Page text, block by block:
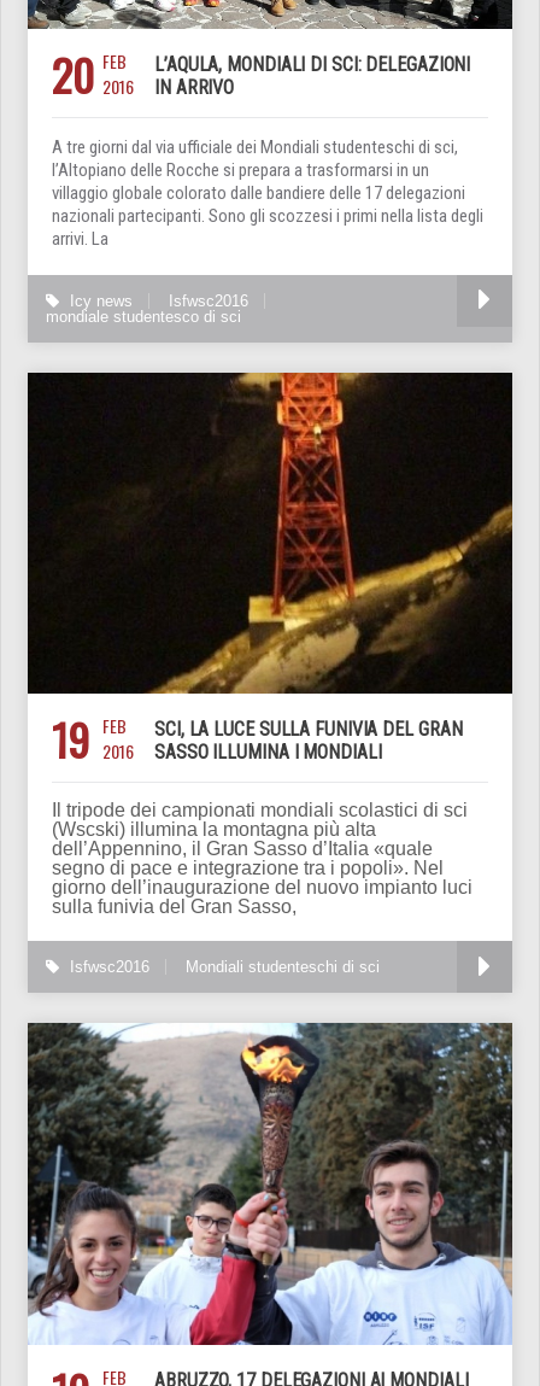
20 FEB
2016
L’AQULA, MONDIALI DI SCI: DELEGAZIONI
IN ARRIVO
A tre giorni dal via ufficiale dei Mondiali studenteschi di sci,
l’Altopiano delle Rocche si prepara a trasformarsi in un
villaggio globale colorato dalle bandiere delle 17 delegazioni
nazionali partecipanti. Sono gli scozzesi i primi nella lista degli
arrivi. La
Icy news
Isfwsc2016
mondiale studentesco di sci
19 FEB
2016
SCI, LA LUCE SULLA FUNIVIA DEL GRAN
SASSO ILLUMINA I MONDIALI
Il tripode dei campionati mondiali scolastici di sci
(Wscski) illumina la montagna più alta
dell’Appennino, il Gran Sasso d’Italia «quale
segno di pace e integrazione tra i popoli». Nel
giorno dell’inaugurazione del nuovo impianto luci
sulla funivia del Gran Sasso,
Isfwsc2016 Mondiali studenteschi di sci
FEB ABRUZZO, 17 DELEGAZIONI AI MONDIALI